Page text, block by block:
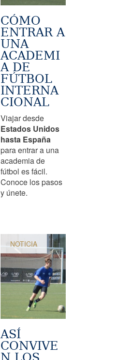
CÓMO
ENTRAR A
UNA
ACADEMI
A DE
FÚTBOL
INTERNA
CIONAL
Viajar desde
Estados Unidos
hasta España
para entrar a una
academia de
fútbol es fácil.
Conoce los pasos
y únete.
NOTICIA
ASÍ
CONVIVE